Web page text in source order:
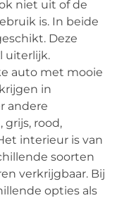
niet uit of de
is. In beide
Deze
uiterlijk.
auto met mooie
in
andere
rood,
interieur is van
soorten
verkrijgbaar. Bij
opties als